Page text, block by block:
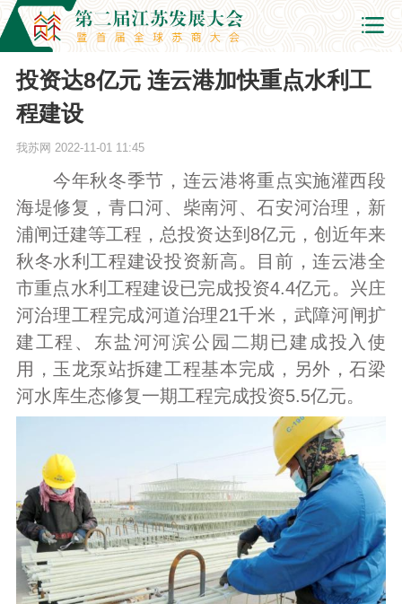
投资达8亿元 连云港加快重点水利工
程建设
我苏网 2022-11-01 11:45
今年秋冬季节，连云港将重点实施灌西段
海堤修复，青口河、柴南河、石安河治理，新
浦闸迁建等工程，总投资达到8亿元，创近年来
秋冬水利工程建设投资新高。目前，连云港全
市重点水利工程建设已完成投资4.4亿元。兴庄
河治理工程完成河道治理21千米，武障河闸扩
建工程、东盐河河滨公园二期已建成投入使
用，玉龙泵站拆建工程基本完成，另外，石梁
河水库生态修复一期工程完成投资5.5亿元。